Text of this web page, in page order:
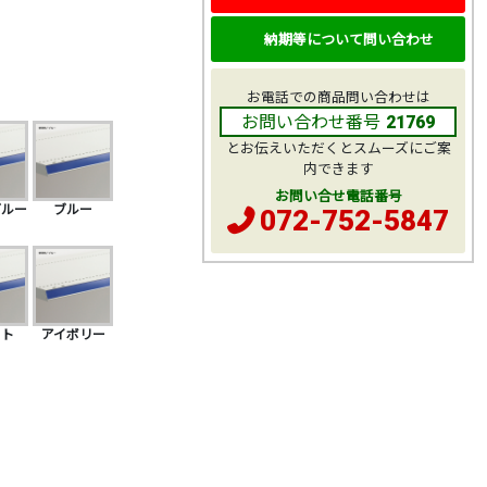
ー ブルー
アイボリー
納期等について問い合わせ
お電話での商品問い合わせは
お問い合わせ番号 21769
とお伝えいただくとスムーズにご案
内できます
お問い合せ電話番号
072-752-5847